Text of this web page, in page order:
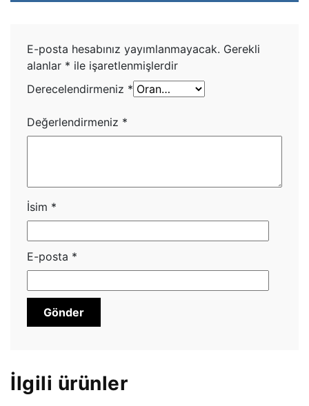
E-posta hesabınız yayımlanmayacak. Gerekli
alanlar * ile işaretlenmişlerdir
Derecelendirmeniz *
Değerlendirmeniz *
İsim *
E-posta *
İlgili ürünler